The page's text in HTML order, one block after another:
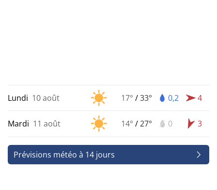
Lundi 10 août 17° /33° 0,2 4
Mardi 11 août 14° /27° 0 3
Prévisions météo à 14 jours